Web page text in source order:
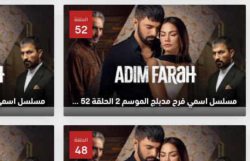
الحلقة
52
مسلسل اسمي فرح مدبلج الموسم 2 الحلقة 52 HD
الحلقة
48